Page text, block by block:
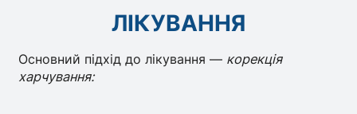
ЛІКУВАННЯ
Основний підхід до лікування — корекція
харчування: